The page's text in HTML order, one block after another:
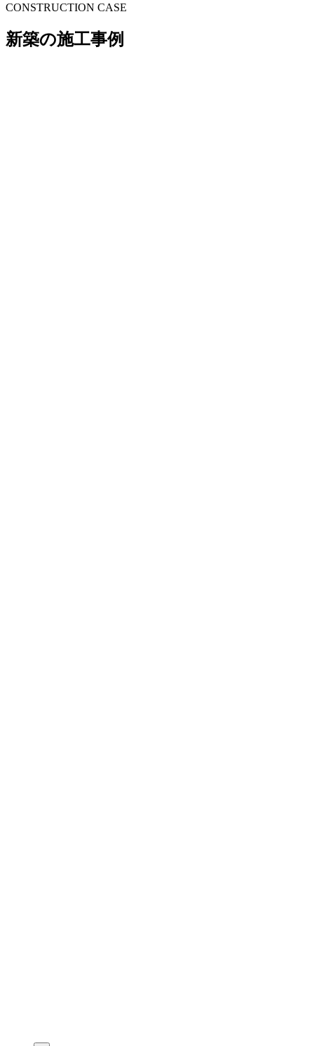
CONSTRUCTION CASE
新築の施工事例